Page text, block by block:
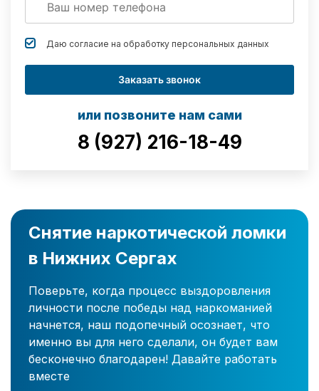
Даю согласие на обработку персональных данных
Заказать звонок
или позвоните нам сами
8 (927) 216-18-49
Снятие наркотической ломки
в Нижних Сергах
Поверьте, когда процесс выздоровления
личности после победы над наркоманией
начнется, наш подопечный осознает, что
именно вы для него сделали, он будет вам
бесконечно благодарен! Давайте работать
вместе